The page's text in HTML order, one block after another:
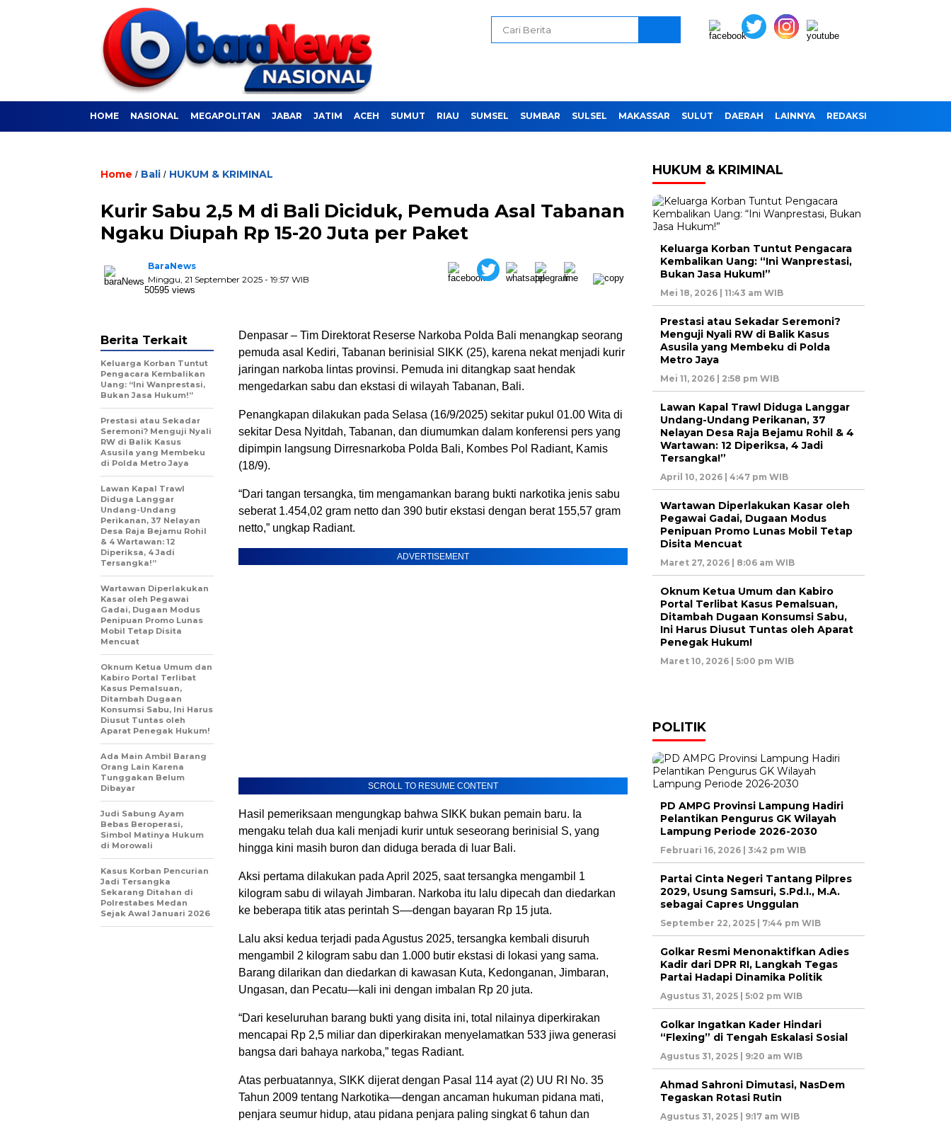
HOME NASIONAL MEGAPOLITAN JABAR JATIM ACEH SUMUT RIAU SUMSEL SUMBAR SULSEL MAKASSAR SULUT DAERAH LAINNYA REDAKSI
Home / Bali / HUKUM & KRIMINAL
Kurir Sabu 2,5 M di Bali Diciduk, Pemuda Asal Tabanan
Ngaku Diupah Rp 15-20 Juta per Paket
BaraNews
Minggu, 21 September 2025 - 19:57 WIB
50595 views
Denpasar – Tim Direktorat Reserse Narkoba Polda Bali menangkap seorang
pemuda asal Kediri, Tabanan berinisial SIKK (25), karena nekat menjadi kurir
jaringan narkoba lintas provinsi. Pemuda ini ditangkap saat hendak
mengedarkan sabu dan ekstasi di wilayah Tabanan, Bali.
Penangkapan dilakukan pada Selasa (16/9/2025) sekitar pukul 01.00 Wita di
sekitar Desa Nyitdah, Tabanan, dan diumumkan dalam konferensi pers yang
dipimpin langsung Dirresnarkoba Polda Bali, Kombes Pol Radiant, Kamis
(18/9).
“Dari tangan tersangka, tim mengamankan barang bukti narkotika jenis sabu
seberat 1.454,02 gram netto dan 390 butir ekstasi dengan berat 155,57 gram
netto,” ungkap Radiant.
ADVERTISEMENT
SCROLL TO RESUME CONTENT
Hasil pemeriksaan mengungkap bahwa SIKK bukan pemain baru. Ia
mengaku telah dua kali menjadi kurir untuk seseorang berinisial S, yang
hingga kini masih buron dan diduga berada di luar Bali.
Aksi pertama dilakukan pada April 2025, saat tersangka mengambil 1
kilogram sabu di wilayah Jimbaran. Narkoba itu lalu dipecah dan diedarkan
ke beberapa titik atas perintah S––dengan bayaran Rp 15 juta.
Lalu aksi kedua terjadi pada Agustus 2025, tersangka kembali disuruh
mengambil 2 kilogram sabu dan 1.000 butir ekstasi di lokasi yang sama.
Barang dilarikan dan diedarkan di kawasan Kuta, Kedonganan, Jimbaran,
Ungasan, dan Pecatu—kali ini dengan imbalan Rp 20 juta.
“Dari keseluruhan barang bukti yang disita ini, total nilainya diperkirakan
mencapai Rp 2,5 miliar dan diperkirakan menyelamatkan 533 jiwa generasi
bangsa dari bahaya narkoba,” tegas Radiant.
Atas perbuatannya, SIKK dijerat dengan Pasal 114 ayat (2) UU RI No. 35
Tahun 2009 tentang Narkotika––dengan ancaman hukuman pidana mati,
penjara seumur hidup, atau pidana penjara paling singkat 6 tahun dan
Berita Terkait
Keluarga Korban Tuntut
Pengacara Kembalikan
Uang: “Ini Wanprestasi,
Bukan Jasa Hukum!”
Prestasi atau Sekadar
Seremoni? Menguji Nyali
RW di Balik Kasus
Asusila yang Membeku
di Polda Metro Jaya
Lawan Kapal Trawl
Diduga Langgar
Undang-Undang
Perikanan, 37 Nelayan
Desa Raja Bejamu Rohil
& 4 Wartawan: 12
Diperiksa, 4 Jadi
Tersangka!”
Wartawan Diperlakukan
Kasar oleh Pegawai
Gadai, Dugaan Modus
Penipuan Promo Lunas
Mobil Tetap Disita
Mencuat
Oknum Ketua Umum dan
Kabiro Portal Terlibat
Kasus Pemalsuan,
Ditambah Dugaan
Konsumsi Sabu, Ini Harus
Diusut Tuntas oleh
Aparat Penegak Hukum!
Ada Main Ambil Barang
Orang Lain Karena
Tunggakan Belum
Dibayar
Judi Sabung Ayam
Bebas Beroperasi,
Simbol Matinya Hukum
di Morowali
Kasus Korban Pencurian
Jadi Tersangka
Sekarang Ditahan di
Polrestabes Medan
Sejak Awal Januari 2026
HUKUM & KRIMINAL
Keluarga Korban Tuntut Pengacara
Kembalikan Uang: “Ini Wanprestasi,
Bukan Jasa Hukum!”
Mei 18, 2026 | 11:43 am WIB
Prestasi atau Sekadar Seremoni?
Menguji Nyali RW di Balik Kasus
Asusila yang Membeku di Polda
Metro Jaya
Mei 11, 2026 | 2:58 pm WIB
Lawan Kapal Trawl Diduga Langgar
Undang-Undang Perikanan, 37
Nelayan Desa Raja Bejamu Rohil & 4
Wartawan: 12 Diperiksa, 4 Jadi
Tersangka!”
April 10, 2026 | 4:47 pm WIB
Wartawan Diperlakukan Kasar oleh
Pegawai Gadai, Dugaan Modus
Penipuan Promo Lunas Mobil Tetap
Disita Mencuat
Maret 27, 2026 | 8:06 am WIB
Oknum Ketua Umum dan Kabiro
Portal Terlibat Kasus Pemalsuan,
Ditambah Dugaan Konsumsi Sabu,
Ini Harus Diusut Tuntas oleh Aparat
Penegak Hukum!
Maret 10, 2026 | 5:00 pm WIB
POLITIK
PD AMPG Provinsi Lampung Hadiri
Pelantikan Pengurus GK Wilayah
Lampung Periode 2026-2030
Februari 16, 2026 | 3:42 pm WIB
Partai Cinta Negeri Tantang Pilpres
2029, Usung Samsuri, S.Pd.I., M.A.
sebagai Capres Unggulan
September 22, 2025 | 7:44 pm WIB
Golkar Resmi Menonaktifkan Adies
Kadir dari DPR RI, Langkah Tegas
Partai Hadapi Dinamika Politik
Agustus 31, 2025 | 5:02 pm WIB
Golkar Ingatkan Kader Hindari
“Flexing” di Tengah Eskalasi Sosial
Agustus 31, 2025 | 9:20 am WIB
Ahmad Sahroni Dimutasi, NasDem
Tegaskan Rotasi Rutin
Agustus 31, 2025 | 9:17 am WIB